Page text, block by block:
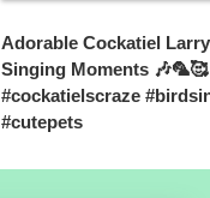
Adorable Cockatiel
Singing Moments 🎶🦜🥰
#cockatielscraze
#cutepets